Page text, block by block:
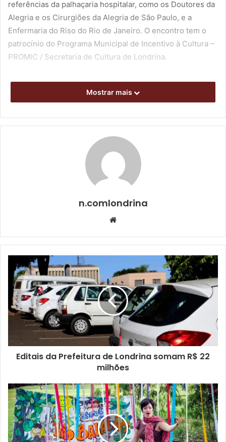
referências da palhaçaria hospitalar, como os Doutores da
Alegria e os Cirurgiões da Alegria de São Paulo, e a
Enfermaria do Riso do Rio de Janeiro. O encontro tem o
patrocínio do Programa Municipal de Incentivo à Cultura –
PROMIC / Secretaria de Cultura de Londrina.
“A programação foi pensada tanto para divertir quanto
para provocar reflexões sobre a palhaçaria realizada em
de o Plantão Sorriso assumir esse lugar de referência na
palhaçaria hospitalar, a partir de toda a experiência
acumulada ao longo dessas três décadas”, destaca a
coordenadora geral do grupo, Aneliza Paiva. “Trinta anos é
um marco muito expressivo para qualquer grupo cultural.
A trajetória do Plantão é imensa e merece ser celebrada.”
a oficina “A Liberdade Criativa na Palhaçaria”, que convida
os participantes a experimentar o olhar singular da
palhaça e do palhaço sobre o mundo. À tarde, o grupo
Enfermaria do Riso, do Rio de Janeiro, conduz a oficina
“Palhaçaria de Enfermaria — Escuta, Presença e Cuidado”,
voltada às especificidades da atuação artística em
ambientes hospitalares.
À noite, às 19h, acontece o espetáculo “Balanço Mais Não
Cai”, tradicional show de variedades realizado pelo
Plantão Sorriso desde 2008. Em uma edição especial
dedicada aos 30 anos do grupo, o elenco revisita sua
trajetória por meio da música, da palhaçaria e da cena. O
espetáculo contará com interpretação em Libras e
Mostrar mais
n.comlondrina
Website
Editais da Prefeitura de Londrina somam R$ 22
milhões